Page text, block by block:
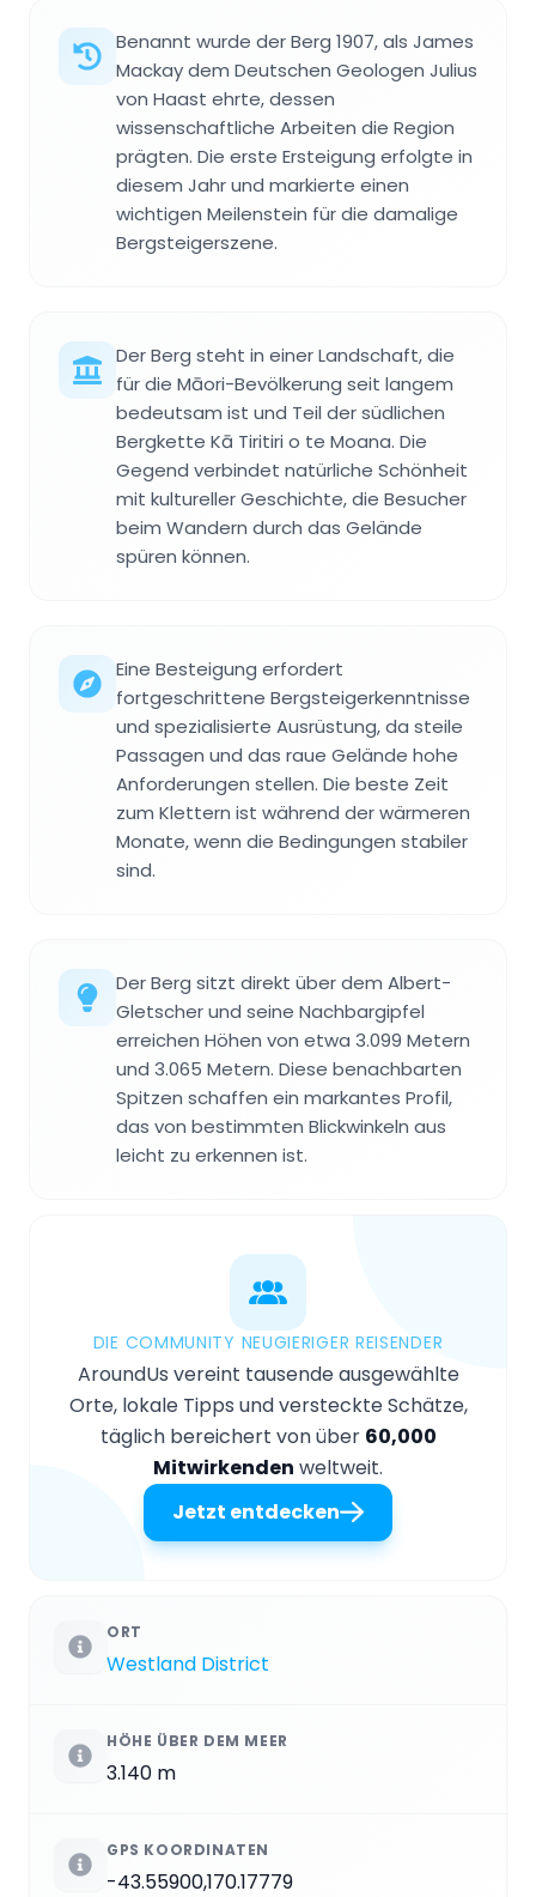
Benannt wurde der Berg 1907, als James
Mackay dem Deutschen Geologen Julius
von Haast ehrte, dessen
wissenschaftliche Arbeiten die Region
prägten. Die erste Ersteigung erfolgte in
diesem Jahr und markierte einen
wichtigen Meilenstein für die damalige
Bergsteigerszene.
Der Berg steht in einer Landschaft, die
für die Māori-Bevölkerung seit langem
bedeutsam ist und Teil der südlichen
Bergkette Kā Tiritiri o te Moana. Die
Gegend verbindet natürliche Schönheit
mit kultureller Geschichte, die Besucher
beim Wandern durch das Gelände
spüren können.
Eine Besteigung erfordert
fortgeschrittene Bergsteigerkenntnisse
und spezialisierte Ausrüstung, da steile
Passagen und das raue Gelände hohe
Anforderungen stellen. Die beste Zeit
zum Klettern ist während der wärmeren
Monate, wenn die Bedingungen stabiler
sind.
Der Berg sitzt direkt über dem Albert-
Gletscher und seine Nachbargipfel
erreichen Höhen von etwa 3.099 Metern
und 3.065 Metern. Diese benachbarten
Spitzen schaffen ein markantes Profil,
das von bestimmten Blickwinkeln aus
leicht zu erkennen ist.
DIE COMMUNITY NEUGIERIGER REISENDER
AroundUs vereint tausende ausgewählte
Orte, lokale Tipps und versteckte Schätze,
täglich bereichert von über 60,000
Mitwirkenden weltweit.
Jetzt entdecken
ORT
Westland District
HÖHE ÜBER DEM MEER
3.140 m
GPS KOORDINATEN
-43.55900,170.17779